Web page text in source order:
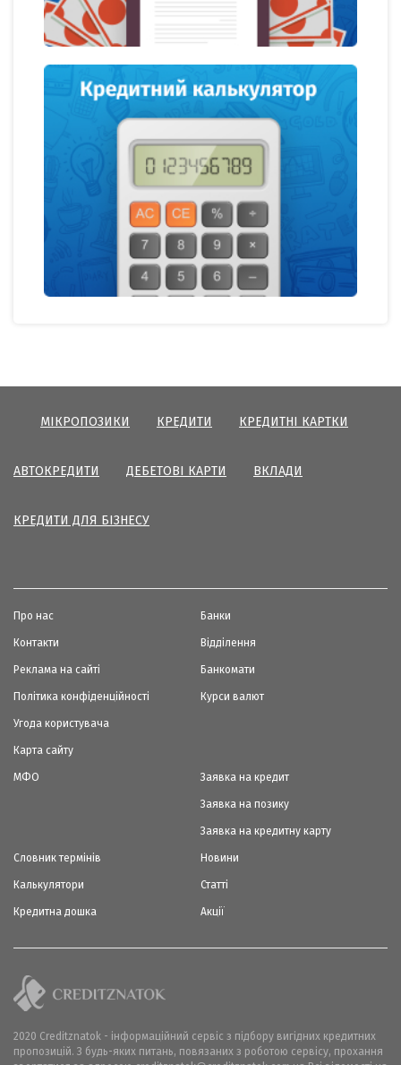
МІКРОПОЗИКИ КРЕДИТИ КРЕДИТНІ КАРТКИ
АВТОКРЕДИТИ ДЕБЕТОВІ КАРТИ ВКЛАДИ
КРЕДИТИ ДЛЯ БІЗНЕСУ
Про нас
Контакти
Реклама на сайті
Політика конфіденційності
Угода користувача
Карта сайту
Банки
Відділення
Банкомати
Курси валют
МФО Заявка на кредит
Заявка на позику
Заявка на кредитну карту
Словник термінів
Калькулятори
Кредитна дошка
Новини
Статті
Акції
2020 Creditznatok - інформаційний сервіс з підбору вигідних кредитних
пропозицій. З будь-яких питань, повязаних з роботою сервісу, прохання